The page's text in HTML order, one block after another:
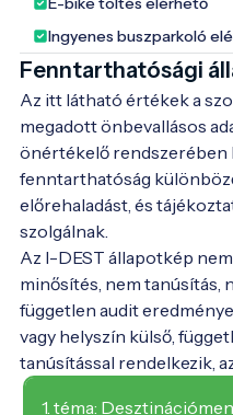
Ingyenes buszparkoló
Fenntarthatósági
Az itt látható értékek a
megadott önbevallásos
önértékelő rendszerében
fenntarthatóság
előrehaladást, és
szolgálnak.
Az I-DEST állapotkép
minősítés, nem tanúsítás,
független audit
vagy helyszín külső,
tanúsítással rendelkezik,
1. téma: